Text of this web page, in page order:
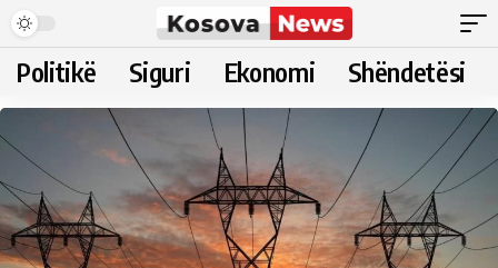
Politikë Siguri Ekonomi Shëndetësi